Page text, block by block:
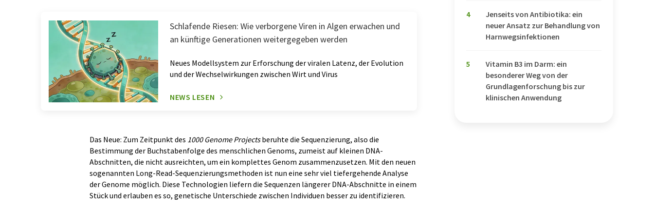
Schlafende Riesen: Wie verborgene Viren in Algen erwachen und
an künftige Generationen weitergegeben werden
Neues Modellsystem zur Erforschung der viralen Latenz, der Evolution
und der Wechselwirkungen zwischen Wirt und Virus
NEWS LESEN
Das Neue: Zum Zeitpunkt des 1000 Genome Projectsberuhte die Sequenzierung, also die
Bestimmung der Buchstabenfolge des menschlichen Genoms, zumeist auf kleinen DNA-
Abschnitten, die nicht ausreichten, um ein komplettes Genom zusammenzusetzen. Mit den neuen
sogenannten Long-Read-Sequenzierungsmethoden ist nun eine sehr viel tiefergehende Analyse
der Genome möglich. Diese Technologien liefern die Sequenzen längerer DNA-Abschnitte in einem
Stück und erlauben es so, genetische Unterschiede zwischen Individuen besser zu identifizieren.
4
Jenseits von Antibiotika: ein
neuer Ansatz zur Behandlung von
Harnwegsinfektionen
5
Vitamin B3 im Darm: ein
besonderer Weg von der
Grundlagenforschung bis zur
klinischen Anwendung